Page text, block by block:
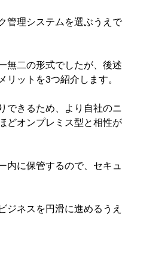
管理システムを選ぶうえで
無二の形式でしたが、後述
ットを3つ紹介します。
できるため、より自社のニ
どオンプレミス型と相性が
内に保管するので、セキュ
ネスを円滑に進めるうえ